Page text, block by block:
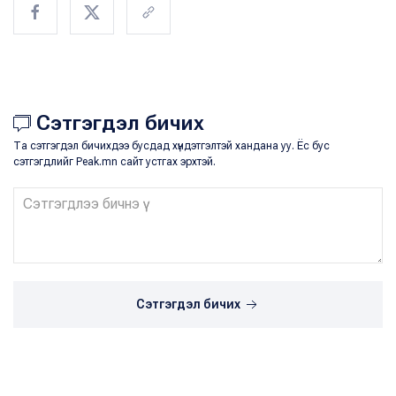
Сэтгэгдэл бичих
Та сэтгэгдэл бичихдээ бусдад хүндэтгэлтэй хандана уу. Ёс бус
сэтгэгдлийг Peak.mn сайт устгах эрхтэй.
Сэтгэгдэл бичих